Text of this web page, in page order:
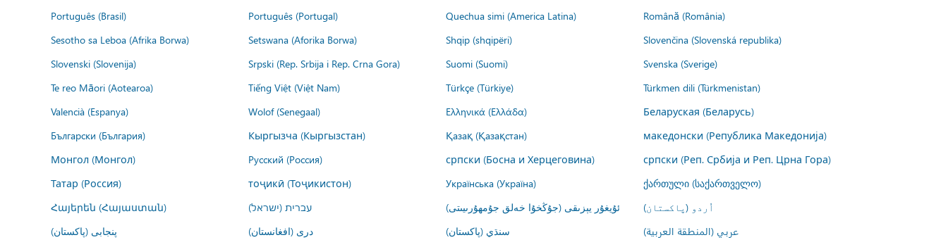
Português (Brasil)
Português (Portugal) Quechua simi (America Latina)
Română (România)
Sesotho sa Leboa (Afrika Borwa)
Setswana (Aforika Borwa) Shqip (shqipëri)
Slovenčina (Slovenská republika)
Slovenski (Slovenija)
Srpski (Rep. Srbija i Rep. Crna Gora) Suomi (Suomi)
Svenska (Sverige)
Te reo Māori (Aotearoa)
Tiếng Việt (Việt Nam) Türkçe (Türkiye)
Türkmen dili (Türkmenistan)
Valencià (Espanya)
Wolof (Senegaal) Ελληνικά (Ελλάδα)
Беларуская (Беларусь)
Български (България)
Кыргызча (Кыргызстан) Қазақ (Қазақстан)
македонски (Република Македонија)
Монгол (Монгол)
Русский (Россия) српски (Босна и Херцеговина)
српски (Реп. Србија и Реп. Црна Гора)
Татар (Россия)
тоҷикӣ (Тоҷикистон) Українська (Україна)
ქართული (საქართველო)
Հայերեն (Հայաստան)
עברית (ישראל) ئۇيغۇر يېزىقى (جۇڭخۇا خەلق جۇمھۇرىيىتى)
اُردو (پاکستان)
پنجابی (پاکستان)
درى (افغانستان) سنڌي (پاکستان)
عربي (المنطقة العربية)